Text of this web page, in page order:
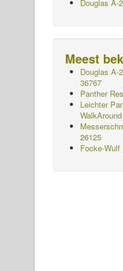
Douglas A-
Meest
Douglas A-
36767
Panther
Leichter
WalkAround
26125
Focke-Wulf